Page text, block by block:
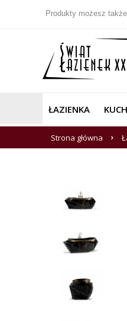
Produkty możesz
ŁAZIENKA
Strona główna